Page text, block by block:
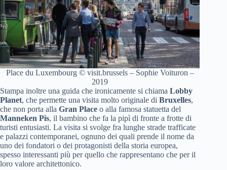
Place du Luxembourg © visit.brussels – Sophie Voituron –
2019
Stampa inoltre una guida che ironicamente si chiama Lobby
Planet, che permette una visita molto originale di Bruxelles,
che non porta alla Gran Place o alla famosa statuetta del
Manneken Pis, il bambino che fa la pipì di fronte a frotte di
turisti entusiasti. La visita si svolge fra lunghe strade trafficate
e palazzi contemporanei, ognuno dei quali prende il nome da
uno dei fondatori o dei protagonisti della storia europea,
spesso interessanti più per quello che rappresentano che per il
loro valore architettonico.